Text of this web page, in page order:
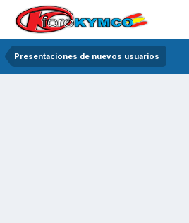
Presentaciones de nuevos usuarios